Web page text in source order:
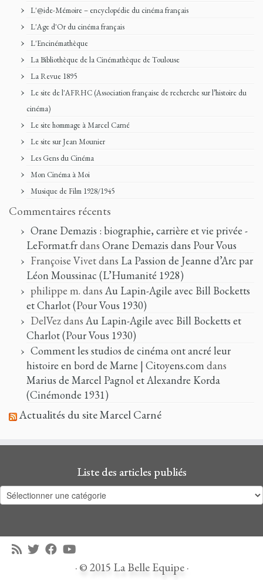
L'@ide-Mémoire – encyclopédie du cinéma français
L'Age d'Or du cinéma français
L'Encinémathèque
La Bibliothèque de la Cinémathèque de Toulouse
La Revue 1895
Le site de l'AFRHC (Association française de recherche sur l’histoire du
cinéma)
Le site hommage à Marcel Carné
Le site sur Jean Mounier
Les Gens du Cinéma
Mon Cinéma à Moi
Musique de Film 1928/1945
Commentaires récents
Orane Demazis : biographie, carrière et vie privée -
LeFormat.frdans Orane Demazis dans Pour Vous
Françoise Vivetdans La Passion de Jeanne d’Arc par
Léon Moussinac (L’Humanité 1928)
philippe m. dans Au Lapin-Agile avec Bill Bocketts
et Charlot (Pour Vous 1930)
DelVezdans Au Lapin-Agile avec Bill Bocketts et
Charlot (Pour Vous 1930)
Comment les studios de cinéma ont ancré leur
histoire en bord de Marne | Citoyens.comdans
Marius de Marcel Pagnol et Alexandre Korda
(Cinémonde 1931)
Actualités du site Marcel Carné
Liste des articles publiés
Liste
des
·© 2015 La Belle Equipe·